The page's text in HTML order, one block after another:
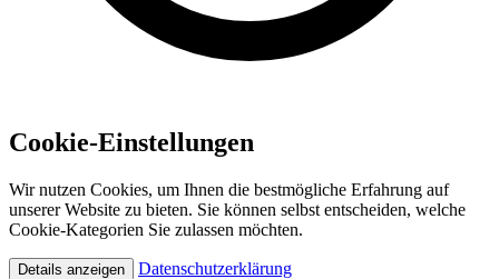
Cookie-Einstellungen
Wir nutzen Cookies, um Ihnen die bestmögliche Erfahrung auf
unserer Website zu bieten. Sie können selbst entscheiden, welche
Cookie-Kategorien Sie zulassen möchten.
Details anzeigen Datenschutzerklärung